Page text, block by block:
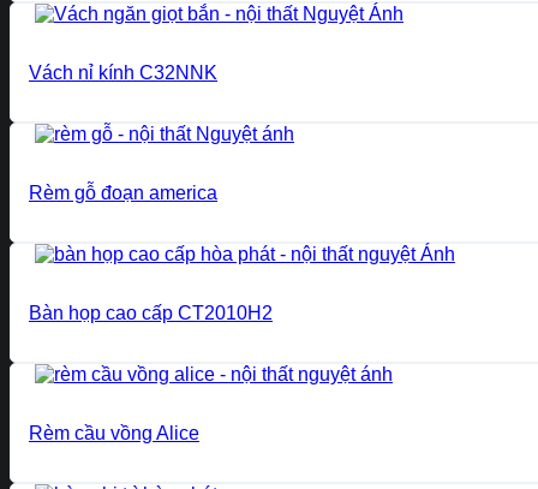
Vách nỉ kính C32NNK
Rèm gỗ đoạn america
Bàn họp cao cấp CT2010H2
Rèm cầu vồng Alice